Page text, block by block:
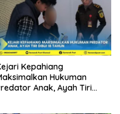
Kepahiang
Hukuman
Anak, Ayah Tiri